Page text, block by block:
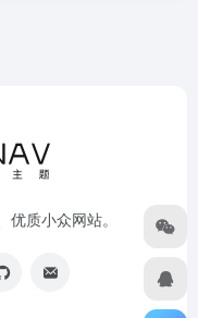
质小众网站。